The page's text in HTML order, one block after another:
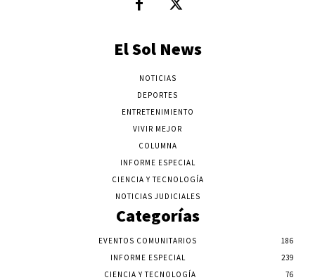
El Sol News
NOTICIAS
DEPORTES
ENTRETENIMIENTO
VIVIR MEJOR
COLUMNA
INFORME ESPECIAL
CIENCIA Y TECNOLOGÍA
NOTICIAS JUDICIALES
Categorías
EVENTOS COMUNITARIOS
186
INFORME ESPECIAL
239
CIENCIA Y TECNOLOGÍA
76